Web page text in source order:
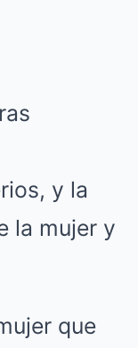
y la
la mujer y
que